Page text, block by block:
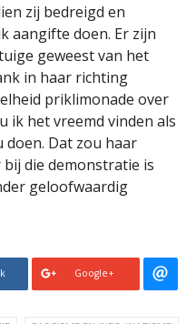
zij bedreigd en
aangifte doen. Er zijn
geweest van het
in haar richting
priklimonade over
ik het vreemd vinden als
Dat zou haar
bij die demonstratie is
geloofwaardig
Google+